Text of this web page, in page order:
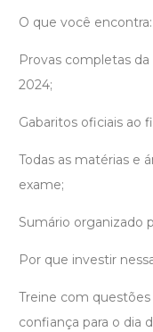
O que você encontra:
Provas completas da
2024;
Gabaritos oficiais ao
Todas as matérias e
exame;
Sumário organizado
Por que investir
Treine com questões
confiança para o dia